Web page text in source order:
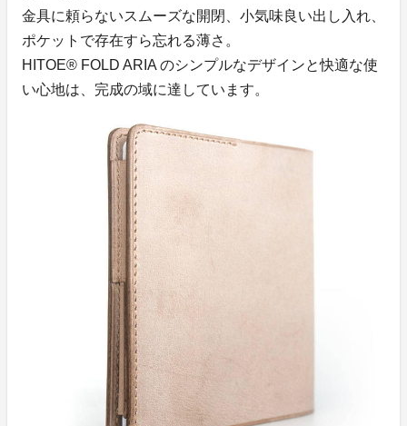
金具に頼らないスムーズな開閉、小気味良い出し入れ、
ポケットで存在すら忘れる薄さ。
HITOE® FOLD ARIA のシンプルなデザインと快適な使
い心地は、完成の域に達しています。